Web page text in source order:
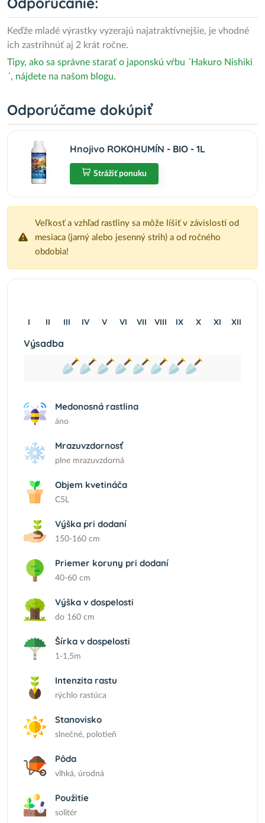
Keďže mladé výrastky vyzerajú najatraktívnejšie, je vhodné
ich zastrihnúť aj 2 krát ročne.
Tipy, ako sa správne starať o japonskú vŕbu ´Hakuro Nishiki
´, nájdete na našom blogu.
Odporúčame dokúpiť
Hnojivo ROKOHUMÍN - BIO - 1L
Strážiť ponuku
Veľkosť a vzhľad rastliny sa môže líšiť v závislosti od
mesiaca (jarný alebo jesenný strih) a od ročného
obdobia!
I II III IV V VI VII VIII IX X XI XII
Výsadba
Medonosná rastlina
áno
Mrazuvzdornosť
plne mrazuvzdorná
Objem kvetináča
C5L
Výška pri dodaní
150-160 cm
Priemer koruny pri dodaní
40-60 cm
Výška v dospelosti
do 160 cm
Šírka v dospelosti
1-1,5m
Intenzita rastu
rýchlo rastúca
Stanovisko
slnečné, polotieň
Pôda
vlhká, úrodná
Použitie
solitér